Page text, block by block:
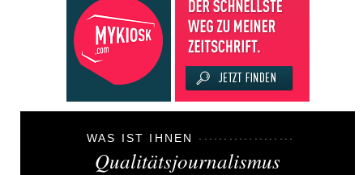
WAS IST IHNEN
Qualitätsjournalismus